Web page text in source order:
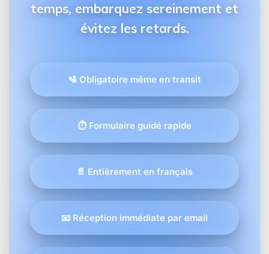
temps, embarquez sereinement et
évitez les retards.
🛂 Obligatoire même en transit
⏱️ Formulaire guidé rapide
📄 Entièrement en français
📧 Réception immédiate par email